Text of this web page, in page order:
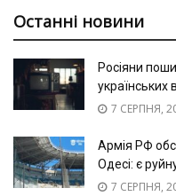
Останні новини
Росіяни
українських
7 СЕРПНЯ,
Армія РФ
Одесі: є
7 СЕРПНЯ,